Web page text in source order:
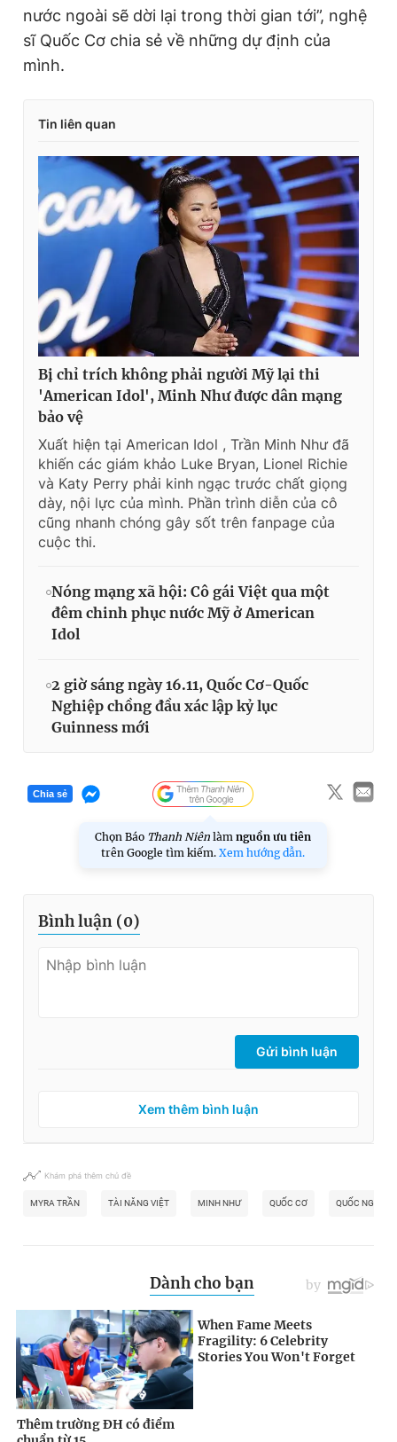
nước ngoài sẽ dời lại trong thời gian tới”, nghệ
sĩ Quốc Cơ chia sẻ về những dự định của
mình.
Tin liên quan
Bị chỉ trích không phải người Mỹ lại thi
'American Idol', Minh Như được dân mạng
bảo vệ
Xuất hiện tại American Idol , Trần Minh Như đã
khiến các giám khảo Luke Bryan, Lionel Richie
và Katy Perry phải kinh ngạc trước chất giọng
dày, nội lực của mình. Phần trình diễn của cô
cũng nhanh chóng gây sốt trên fanpage của
cuộc thi.
Nóng mạng xã hội: Cô gái Việt qua một
đêm chinh phục nước Mỹ ở American
Idol
2 giờ sáng ngày 16.11, Quốc Cơ-Quốc
Nghiệp chồng đầu xác lập kỷ lục
Guinness mới
Chia sẻ
Chọn Báo Thanh Niên làm nguồn ưu tiên
trên Google tìm kiếm. Xem hướng dẫn.
Bình luận (0)
Gửi bình luận
Xem thêm bình luận
Khám phá thêm chủ đề
MYRA TRẦN TÀI NĂNG VIỆT MINH NHƯ QUỐC CƠ QUỐC NGHIỆP